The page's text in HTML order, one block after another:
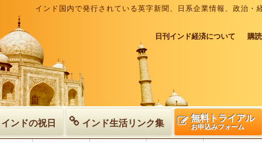
インド国内で発行されている英字新聞、日系企業情報、政治
日刊インド経済について 購
インドの祝日 インド生活リンク集 無料トライアル
お申込みフォーム